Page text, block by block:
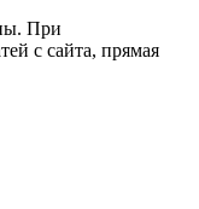
При
с сайта, прямая